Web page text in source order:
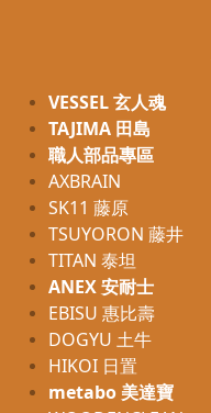
VESSEL 玄人魂
TAJIMA 田島
職人部品專區
AXBRAIN
SK11 藤原
TSUYORON 藤井
TITAN 泰坦
ANEX 安耐士
EBISU 惠比壽
DOGYU 土牛
HIKOI 日置
metabo 美達寶